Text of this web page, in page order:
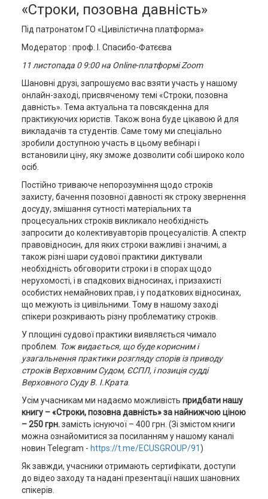
«Строки, позовна давність»
Під патронатом ГО «Цивілістична платформа»
Модератор : проф. І. Спасибо-Фатєєва
11 листопада 0 9:00 на Online-платформі Zoom
Шановні друзі, запрошуємо вас взяти участь у нашому
онлайн-заході, присвяченому темі «Строки, позовна
давність». Тема актуальна та повсякденна для
практикуючих юристів. Також вона буде цікавою й для
викладачів та студентів. Саме тому ми спеціально
зробили доступною участь в цьому вебінарі і
встановили ціну, яку зможе дозволити собі широко коло
осіб.
Постійно триваюче непорозуміння щодо строків
захисту, бачення позовної давності як строку звернення
досуду, змішання сутності матеріальних та
процесуальних строків викликало необхідність
запросити до колективуавторів процесуалістів. А спектр
правовідносин, для яких строки важливі і значимі, а
також різні шари судової практики диктували
необхідність обговорити строки і в спорах щодо
нерухомості, і в спадкових відносинах, і призахисті
особистих немайнових прав, і у податкових відносинах,
що межують із цивільними. Тому в нашому заході
спікери розкривають різну проблематику строків.
У площині судової практики виявляється чимало
проблем. Тож видається, що буде корисним і
узагальнення практики розгляду спорів із приводу
строків Верховним Судом, ЄСПЛ, і позиція судді
Верховного Суду В. І.Крата.
Усім учасникам ми надаємо можливість придбати нашу
книгу – «Строки, позовна давність» за найнижчою ціною
– 250 грн.замість існуючої – 400 грн. (Зі змістом книги
можна ознайомитися за посиланням у нашому каналі
новин Telegram - https://t.me/ECUSGROUP/91)
Як завжди, учасники отримають сертифікати, доступи
до відео заходу та надані презентації наших шановних
спікерів.